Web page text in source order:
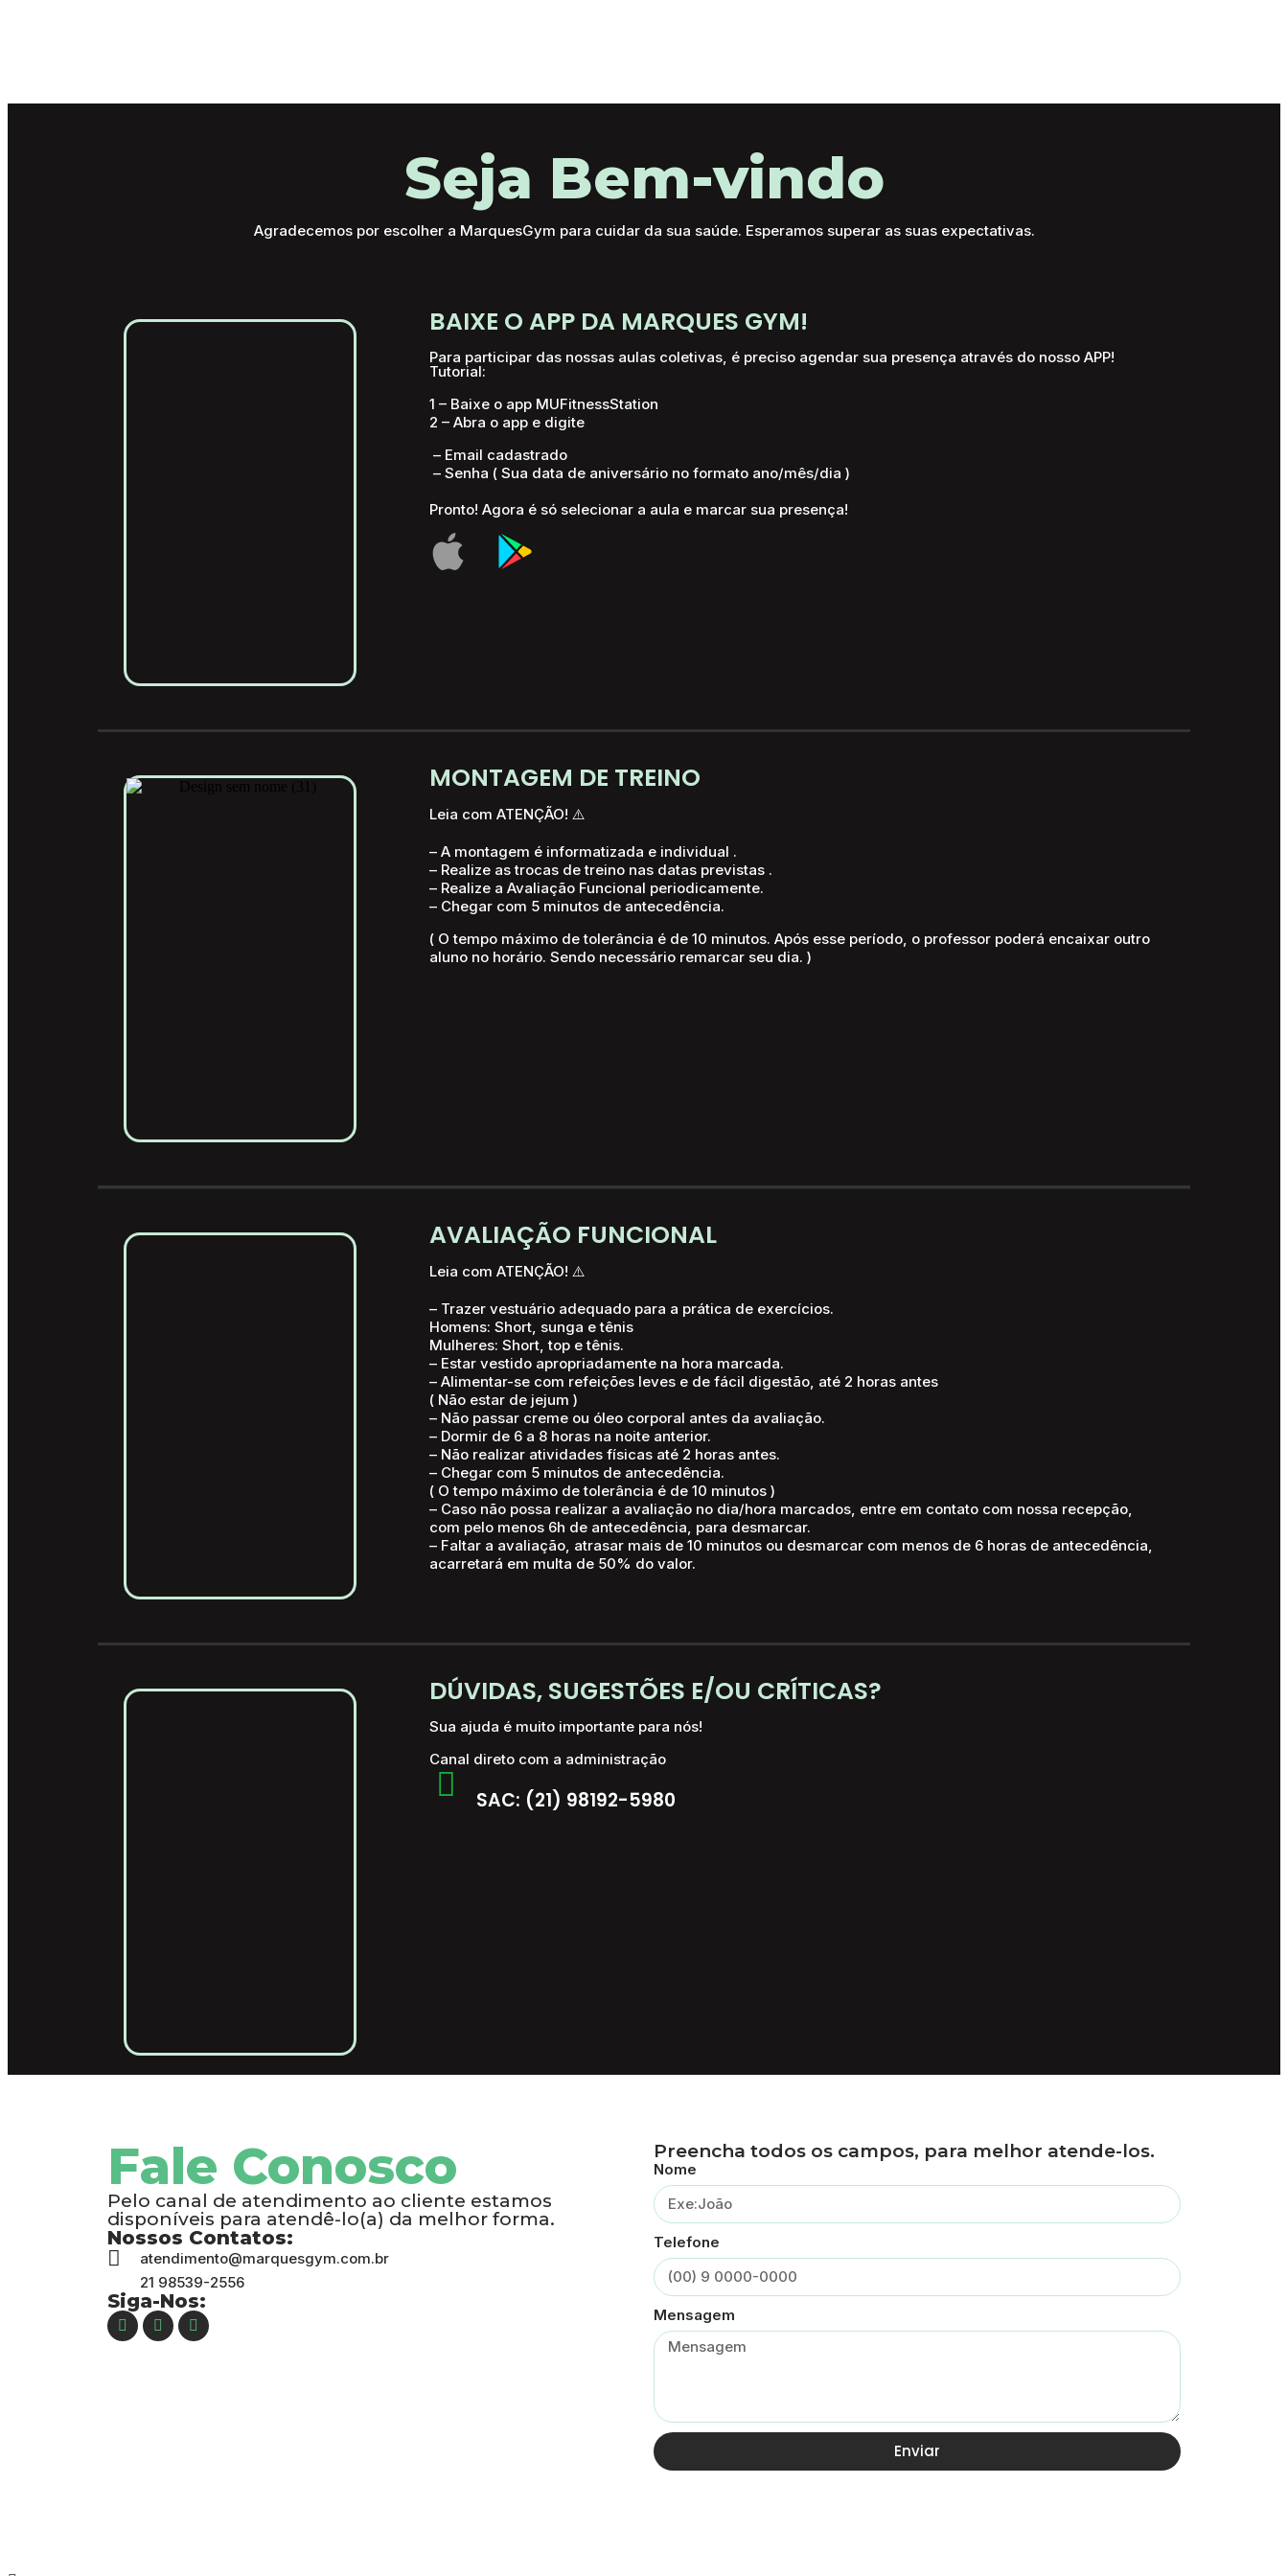
Seja Bem-vindo
Agradecemos por escolher a MarquesGym para cuidar da sua saúde. Esperamos superar as suas expectativas.
BAIXE O APP DA MARQUES GYM!
Para participar das nossas aulas coletivas, é preciso agendar sua presença através do nosso APP!
Tutorial: ​
1 – Baixe o app MUFitnessStation
2 – Abra o app e digite
– Email cadastrado​
– Senha ( Sua data de aniversário no formato ano/mês/dia)
​Pronto! Agora é só selecionar a aula e marcar sua presença!​
MONTAGEM DE TREINO
Leia com ATENÇÃO! ⚠️
– A montagem é informatizada e individual .
– Realize as trocas de treino nas datas previstas .
– Realize a Avaliação Funcional periodicamente.
– Chegar com 5 minutos de antecedência.
( O tempo máximo de tolerância é de 10 minutos. Após esse período, o professor poderá encaixar outro
aluno no horário. Sendo necessário remarcar seu dia. )
AVALIAÇÃO FUNCIONAL
Leia com ATENÇÃO! ⚠️
– Trazer vestuário adequado para a prática de exercícios.
Homens: Short, sunga e tênis
Mulheres: Short, top e tênis.
– Estar vestido apropriadamente na hora marcada.
– Alimentar-se com refeições leves e de fácil digestão, até 2 horas antes
( Não estar de jejum )
– Não passar creme ou óleo corporal antes da avaliação.
– Dormir de 6 a 8 horas na noite anterior.
– Não realizar atividades físicas até 2 horas antes.
– Chegar com 5 minutos de antecedência.
( O tempo máximo de tolerância é de 10 minutos )
– Caso não possa realizar a avaliação no dia/hora marcados, entre em contato com nossa recepção,
com pelo menos 6h de antecedência, para desmarcar.
– Faltar a avaliação, atrasar mais de 10 minutos ou desmarcar com menos de 6 horas de antecedência,
acarretará em multa de 50% do valor.
DÚVIDAS, SUGESTÕES E/OU CRÍTICAS?
Sua ajuda é muito importante para nós!
Canal direto com a administração
SAC: (21) 98192-5980
Fale Conosco
Pelo canal de atendimento ao cliente estamos
disponíveis para atendê-lo(a) da melhor forma.
Nossos Contatos:
atendimento@marquesgym.com.br
21 98539-2556
Siga-Nos:
Preencha todos os campos, para melhor atende-los.
Nome
Telefone
Mensagem
Enviar